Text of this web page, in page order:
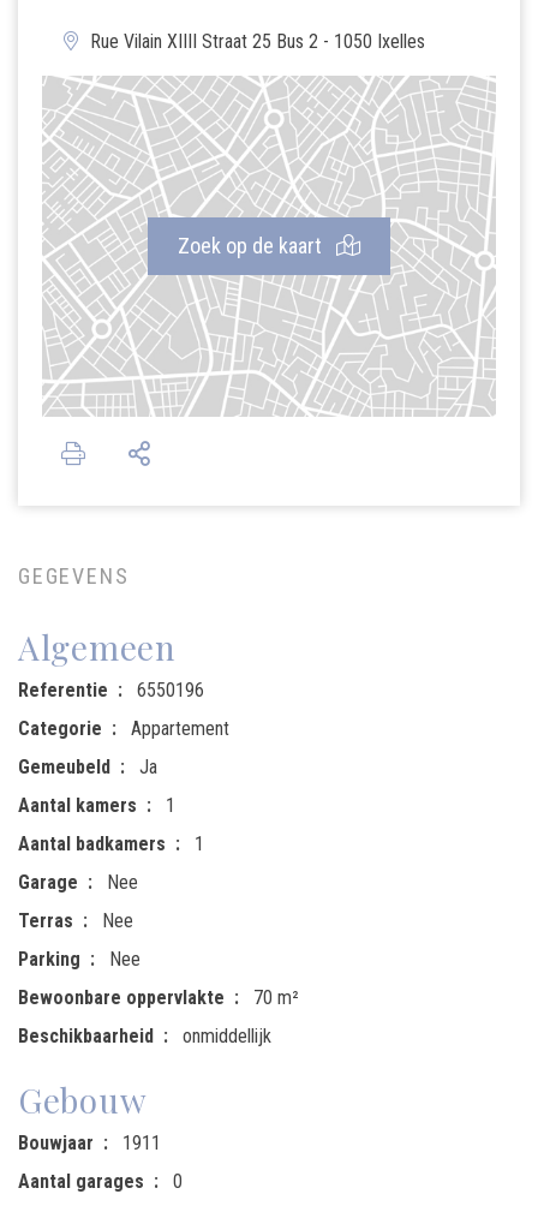
Rue Vilain XIIII Straat 25 Bus 2 - 1050 Ixelles
Zoek op de kaart
GEGEVENS
Algemeen
Referentie
6550196
Categorie
Appartement
Gemeubeld
Ja
Aantal kamers
1
Aantal badkamers
1
Garage
Nee
Terras
Nee
Parking
Nee
Bewoonbare oppervlakte
70 m²
Beschikbaarheid
onmiddellijk
Gebouw
Bouwjaar
1911
Aantal garages
0